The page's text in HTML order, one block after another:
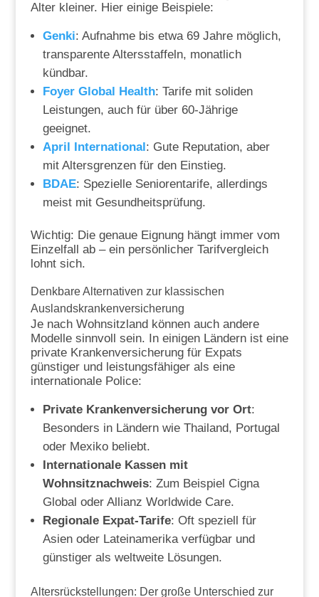
Alter kleiner. Hier einige Beispiele:
Genki: Aufnahme bis etwa 69 Jahre möglich,
transparente Altersstaffeln, monatlich
kündbar.
Foyer Global Health: Tarife mit soliden
Leistungen, auch für über 60-Jährige
geeignet.
April International: Gute Reputation, aber
mit Altersgrenzen für den Einstieg.
BDAE: Spezielle Seniorentarife, allerdings
meist mit Gesundheitsprüfung.
Wichtig: Die genaue Eignung hängt immer vom
Einzelfall ab – ein persönlicher Tarifvergleich
lohnt sich.
Denkbare Alternativen zur klassischen
Auslandskrankenversicherung
Je nach Wohnsitzland können auch andere
Modelle sinnvoll sein. In einigen Ländern ist eine
private Krankenversicherung für Expats
günstiger und leistungsfähiger als eine
internationale Police:
Private Krankenversicherung vor Ort:
Besonders in Ländern wie Thailand, Portugal
oder Mexiko beliebt.
Internationale Kassen mit
Wohnsitznachweis: Zum Beispiel Cigna
Global oder Allianz Worldwide Care.
Regionale Expat-Tarife: Oft speziell für
Asien oder Lateinamerika verfügbar und
günstiger als weltweite Lösungen.
Altersrückstellungen: Der große Unterschied zur